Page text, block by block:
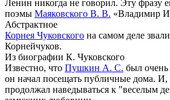
Ленин никогда не говорил. Эту фразу
поэмы Маяковского В. В. «Владимир
Абстрактное
Корнея Чуковского на самом деле
Корнейчуков.
Из биографии К. Чуковского
Известно, что Пушкин А. С. был
он начал посещать публичные дома.
продолжал наведываться к "веселым